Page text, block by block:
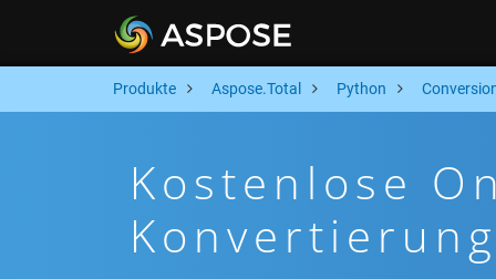
Produkte Aspose.Total Python
Kostenlose